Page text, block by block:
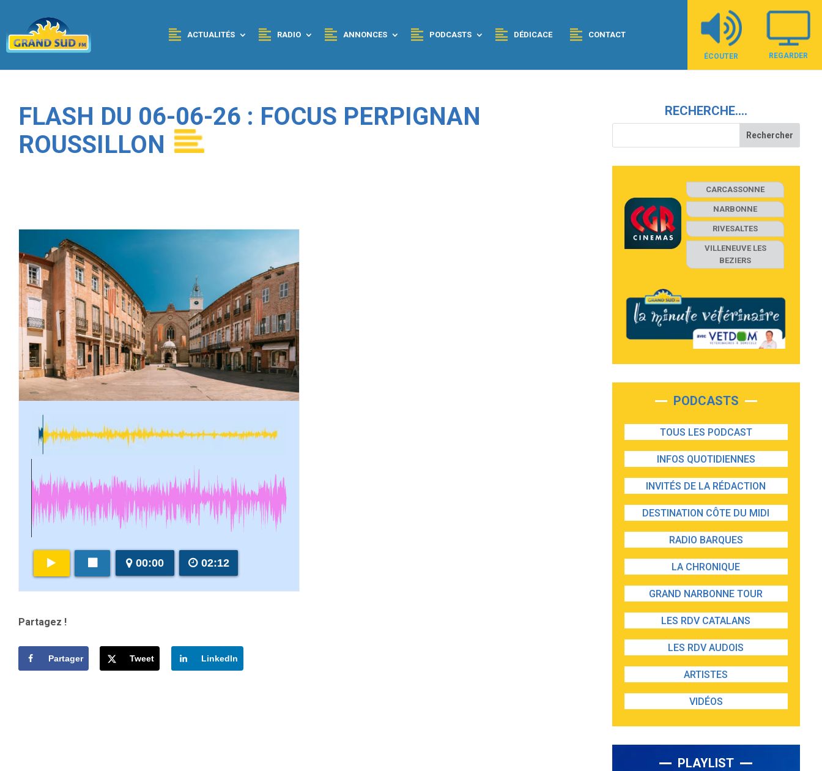
ACTUALITÉS RADIO ANNONCES PODCASTS DÉDICACE CONTACT
ÉCOUTER REGARDER
FLASH DU 06-06-26 : FOCUS PERPIGNAN
ROUSSILLON
00:00 02:12
Partagez !
Partager Tweet LinkedIn
RECHERCHE….
CARCASSONNE
NARBONNE
RIVESALTES
VILLENEUVE LES
BEZIERS
PODCASTS
TOUS LES PODCAST
INFOS QUOTIDIENNES
INVITÉS DE LA RÉDACTION
DESTINATION CÔTE DU MIDI
RADIO BARQUES
LA CHRONIQUE
GRAND NARBONNE TOUR
LES RDV CATALANS
LES RDV AUDOIS
ARTISTES
VIDÉOS
PLAYLIST